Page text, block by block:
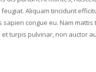
Aliquam tincidunt
congue eu. Nam
turpis pulvinar, non auctor